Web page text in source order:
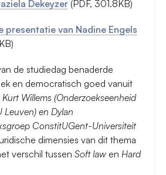
Dekeyzer (PDF, 301.8KB)
presentatie van Nadine Engels
de studiedag benaderde
en democratisch goed vanuit
Kurt Willems (Onderzoekseenheid
en Dylan
ConstitUGent-Universiteit
dimensies van dit thema
verschil tussen Soft law en Hard